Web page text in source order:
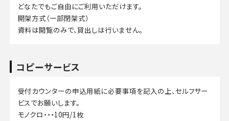
どなたでもご自由にご利用いただけます。
開架方式（一部閉架式）
資料は閲覧のみで、貸出しは行いません。
コピーサービス
受付カウンターの申込用紙に必要事項を記入の上、セルフサー
ビスでお願いします。
モノクロ・・・10円/1枚